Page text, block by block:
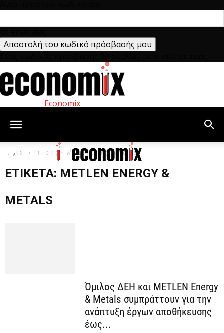
Economix
Αρχική Ετικέτες METLEN energy & metals
ΕΤΙΚΈΤΑ: METLEN ENERGY &
METALS
Όμιλος ΔΕΗ και METLEN Energy
& Metals συμπράττουν για την
ανάπτυξη έργων αποθήκευσης
έως...